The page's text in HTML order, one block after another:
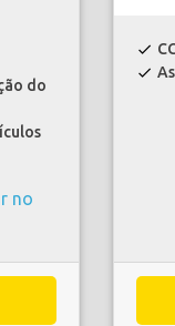
do
no
check
check